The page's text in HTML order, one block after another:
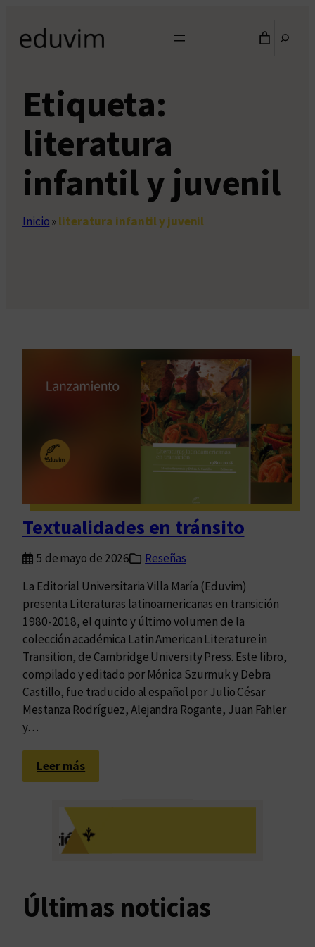
contenido
Etiqueta:
literatura
infantil y juvenil
Inicio»literatura infantil y juvenil
Textualidades en tránsito
5 de mayo de 2026
Reseñas
La Editorial Universitaria Villa María (Eduvim)
presenta Literaturas latinoamericanas en transición
1980-2018, el quinto y último volumen de la
colección académica Latin American Literature in
Transition, de Cambridge University Press. Este libro,
compilado y editado por Mónica Szurmuk y Debra
Castillo, fue traducido al español por Julio César
Mestanza Rodríguez, Alejandra Rogante, Juan Fahler
y…
Leer más:
T
t
u
i
Últimas noticias